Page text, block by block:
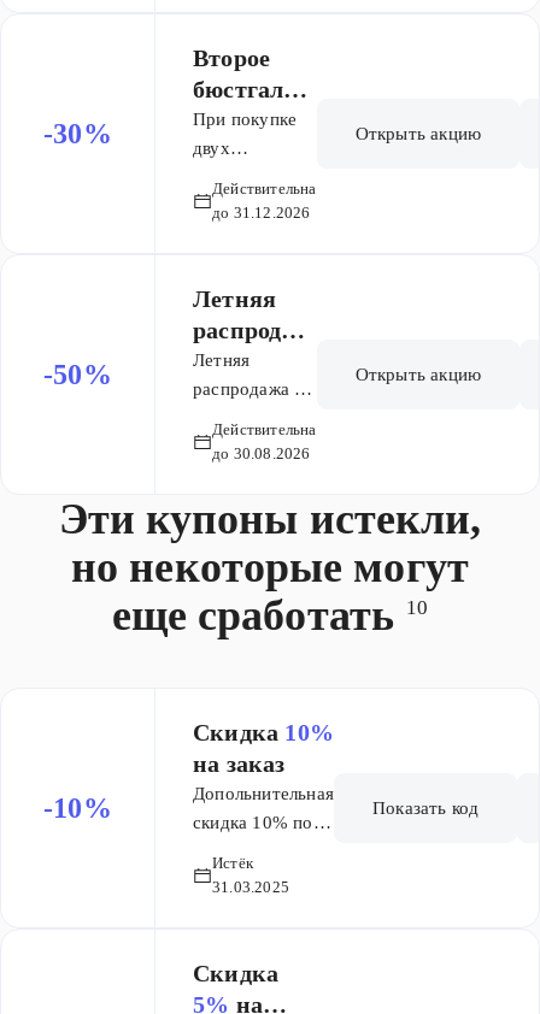
категории
Шелк).
-30%
Второе
бюстгальт
ер со
скидкой
-30%
При покупке
двух
- действует
Действительна
до 31.12.2026
Открыть акцию
-50%
Летняя
распродаж
а. Скидки
до50%
Летняя
распродажа в
Скидки до
товары
Действительна
до 30.08.2026
Открыть акцию
Эти купоны истекли,
но некоторые могут
еще сработать
10
-10%
Скидка 10%
на заказ
Допольнительная
скидка 10% по
весь
Истёк
31.03.2025
Показать код
Скидка
5% на